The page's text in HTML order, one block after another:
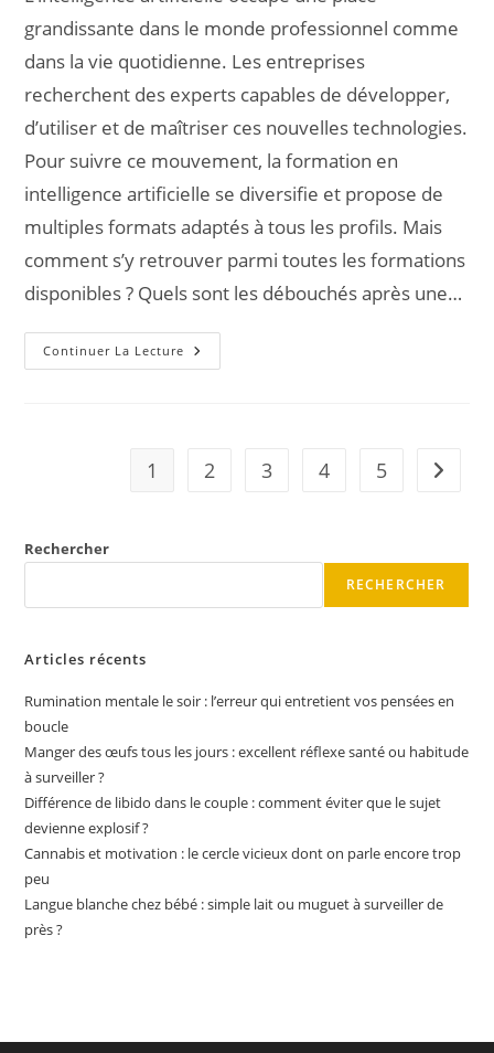
grandissante dans le monde professionnel comme
dans la vie quotidienne. Les entreprises
recherchent des experts capables de développer,
d’utiliser et de maîtriser ces nouvelles technologies.
Pour suivre ce mouvement, la formation en
intelligence artificielle se diversifie et propose de
multiples formats adaptés à tous les profils. Mais
comment s’y retrouver parmi toutes les formations
disponibles ? Quels sont les débouchés après une…
Continuer La Lecture
1 2 3 4 5
Rechercher
RECHERCHER
Articles récents
Rumination mentale le soir : l’erreur qui entretient vos pensées en
boucle
Manger des œufs tous les jours : excellent réflexe santé ou habitude
à surveiller ?
Différence de libido dans le couple : comment éviter que le sujet
devienne explosif ?
Cannabis et motivation : le cercle vicieux dont on parle encore trop
peu
Langue blanche chez bébé : simple lait ou muguet à surveiller de
près ?